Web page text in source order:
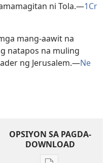
ni Tola.​—1Cr
mang-aawit na
natapos na muling
ng Jerusalem.​—Ne
OPSIYON SA PAGDA-
DOWNLOAD